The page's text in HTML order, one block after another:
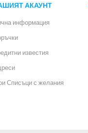
АКАУНТ
информация
известия
Списъци с желания